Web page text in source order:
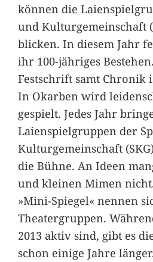
können die
und Kulturgemeinschaft
blicken. In diesem Jahr
ihr 100-jähriges
Festschrift samt Chronik
In Okarben wird
gespielt. Jedes Jahr
Laienspielgruppen der
Kulturgemeinschaft
die Bühne. An Ideen
und kleinen Mimen
»Mini-Spiegel« nennen
Theatergruppen.
2013 aktiv sind, gibt es
schon einige Jahre